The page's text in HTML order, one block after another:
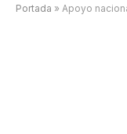
Portada » Apoyo